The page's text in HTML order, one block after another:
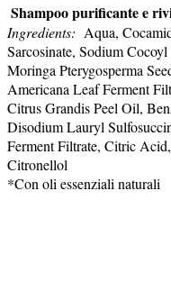
Shampoo purificante e
Ingredients: Aqua,
Sarcosinate, Sodium
Moringa Pterygosperma
Americana Leaf Ferment
Citrus Grandis Peel Oil,
Disodium Lauryl
Ferment Filtrate, Citric
Citronellol
*Con oli essenziali naturali